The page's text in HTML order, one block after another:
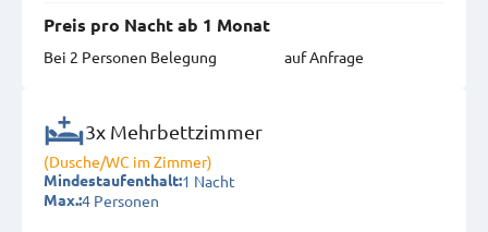
Preis pro Nacht ab 1 Monat
Bei 2 Personen Belegung
auf Anfrage
3x Mehrbettzimmer
(Dusche/WC im Zimmer)
Mindestaufenthalt:1 Nacht
Max.:4 Personen